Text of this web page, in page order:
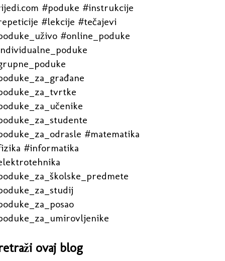
#poduke #instrukcije
#lekcije #tečajevi
#online_poduke
#matematika
#informatika
ovaj blog